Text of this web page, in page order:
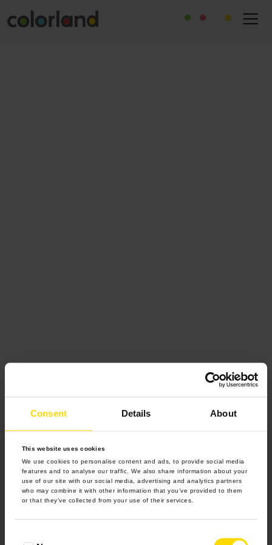
Consent Details About
This website uses cookies
We use cookies to personalise content and ads, to provide social media
features and to analyse our traffic. We also share information about your
use of our site with our social media, advertising and analytics partners
who may combine it with other information that you’ve provided to them
or that they’ve collected from your use of their services.
Produkty